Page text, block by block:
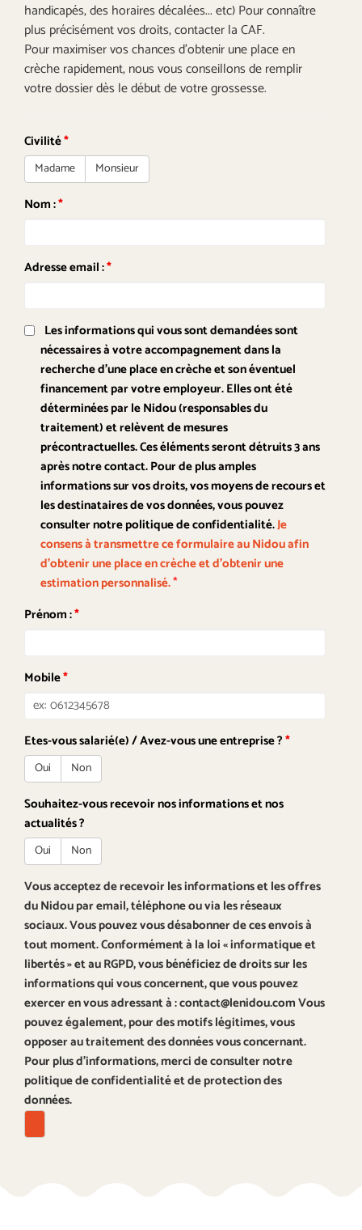
handicapés, des horaires décalées... etc) Pour connaître
plus précisément vos droits, contacter la CAF.
Pour maximiser vos chances d’obtenir une place en
crèche rapidement, nous vous conseillons de remplir
votre dossier dès le début de votre grossesse.
Civilité*
Madame Monsieur
Nom :*
Adresse email :*
Les informations qui vous sont demandées sont
nécessaires à votre accompagnement dans la
recherche d'une place en crèche et son éventuel
financement par votre employeur. Elles ont été
déterminées par le Nidou (responsables du
traitement) et relèvent de mesures
précontractuelles. Ces éléments seront détruits 3 ans
après notre contact. Pour de plus amples
informations sur vos droits, vos moyens de recours et
les destinataires de vos données, vous pouvez
consulter notre politique de confidentialité.Je
consens à transmettre ce formulaire au Nidou afin
d'obtenir une place en crèche et d’obtenir une
estimation personnalisé.*
Prénom :*
Mobile*
Etes-vous salarié(e) / Avez-vous une entreprise ?*
Oui Non
Souhaitez-vous recevoir nos informations et nos
actualités ?
Oui Non
Vous acceptez de recevoir les informations et les offres
du Nidou par email, téléphone ou via les réseaux
sociaux. Vous pouvez vous désabonner de ces envois à
tout moment. Conformément à la loi « informatique et
libertés » et au RGPD, vous bénéficiez de droits sur les
informations qui vous concernent, que vous pouvez
exercer en vous adressant à : contact@lenidou.com Vous
pouvez également, pour des motifs légitimes, vous
opposer au traitement des données vous concernant.
Pour plus d’informations, merci de consulter notre
politique de confidentialité et de protection des
données.